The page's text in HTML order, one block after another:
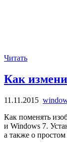
Читать
Как
11.11.2015
Как поменять
и Windows 7.
а также о